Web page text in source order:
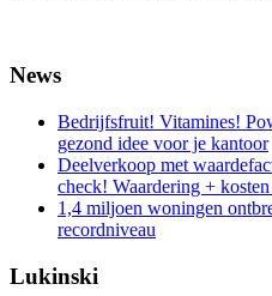
News
Bedrijfsfruit! Vitamines!
gezond idee voor je kantoor
Deelverkoop met
check! Waardering +
1,4 miljoen woningen
recordniveau
Lukinski